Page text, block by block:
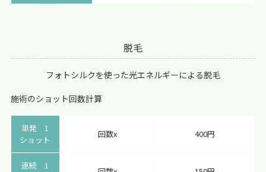
脱毛
フォトシルクを使った光エネルギーによる脱毛
施術のショット回数計算
単発 1
ショット
回数x 400円
連続 1